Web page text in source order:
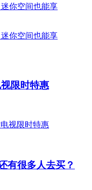
限时特惠
有很多人去买？